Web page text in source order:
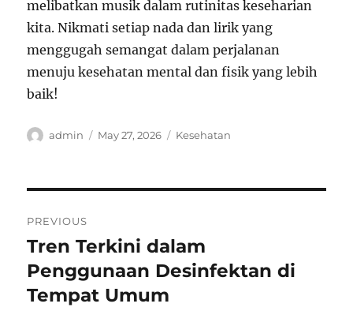
melibatkan musik dalam rutinitas keseharian
kita. Nikmati setiap nada dan lirik yang
menggugah semangat dalam perjalanan
menuju kesehatan mental dan fisik yang lebih
baik!
Author
admin
Posted
May 27, 2026 Categories
Kesehatan
navigation
PREVIOUS
Previous
post:
Tren Terkini dalam
Penggunaan Desinfektan di
Tempat Umum